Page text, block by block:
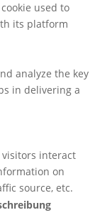
used to
its platform
analyze the key
in delivering a
interact
on
source, etc.